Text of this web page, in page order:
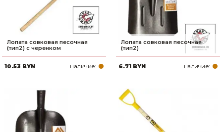
Лопата совковая песочная
(тип2) с черенком
10.53 BYN наличие:
Лопата совковая песочная
(тип2)
6.71 BYN наличие: